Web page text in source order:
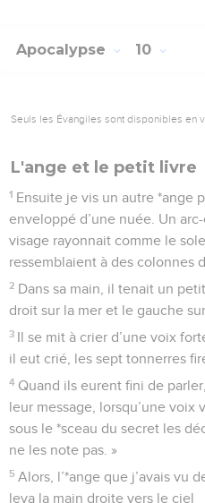
Apocalypse 10
Seuls les Évangiles sont disponibles en
L'ange et le petit livre
1 Ensuite je vis un autre *ange
enveloppé d’une nuée. Un
visage rayonnait comme le
ressemblaient à des colonnes
2 Dans sa main, il tenait un
droit sur la mer et le gauche
3 Il se mit à crier d’une voix
il eut crié, les sept tonnerres
4 Quand ils eurent fini de
leur message, lorsqu’une voix
sous le *sceau du secret les
ne les note pas. »
5 Alors, l’*ange que j’avais vu
leva la main droite vers le ciel